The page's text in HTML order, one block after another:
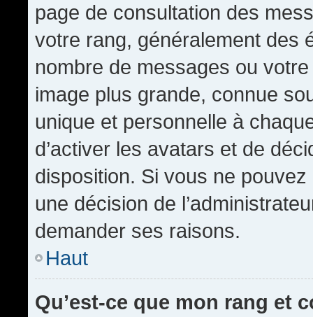
page de consultation des
votre rang, généralement des
nombre de messages ou
image plus grande, connue
unique et personnelle à
d’activer les avatars et de
disposition. Si vous ne pouvez
une décision de
demander ses raisons.
Haut
Qu’est-ce que mon rang et